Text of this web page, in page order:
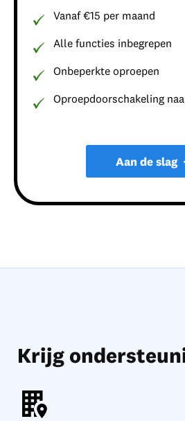
Vanaf €15 per maand
Alle functies inbegrepen
Onbeperkte oproepen
Oproepdoorschakeling
Aan de slag
Krijg